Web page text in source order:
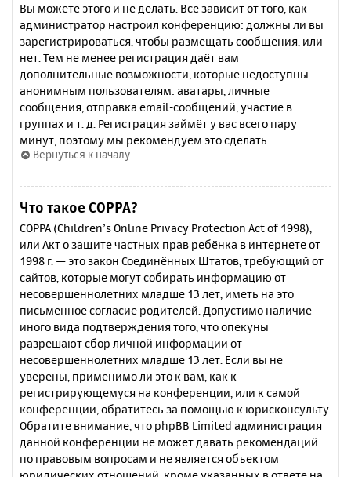
Вы можете этого и не делать. Всё зависит от того, как
администратор настроил конференцию: должны ли вы
зарегистрироваться, чтобы размещать сообщения, или
нет. Тем не менее регистрация даёт вам
дополнительные возможности, которые недоступны
анонимным пользователям: аватары, личные
сообщения, отправка email-сообщений, участие в
группах и т. д. Регистрация займёт у вас всего пару
минут, поэтому мы рекомендуем это сделать.
Вернуться к началу
Что такое COPPA?
COPPA (Children’s Online Privacy Protection Act of 1998),
или Акт о защите частных прав ребёнка в интернете от
1998 г. — это закон Соединённых Штатов, требующий от
сайтов, которые могут собирать информацию от
несовершеннолетних младше 13 лет, иметь на это
письменное согласие родителей. Допустимо наличие
иного вида подтверждения того, что опекуны
разрешают сбор личной информации от
несовершеннолетних младше 13 лет. Если вы не
уверены, применимо ли это к вам, как к
регистрирующемуся на конференции, или к самой
конференции, обратитесь за помощью к юрисконсульту.
Обратите внимание, что phpBB Limited администрация
данной конференции не может давать рекомендаций
по правовым вопросам и не является объектом